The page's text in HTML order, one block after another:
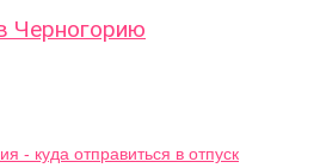
Черногорию